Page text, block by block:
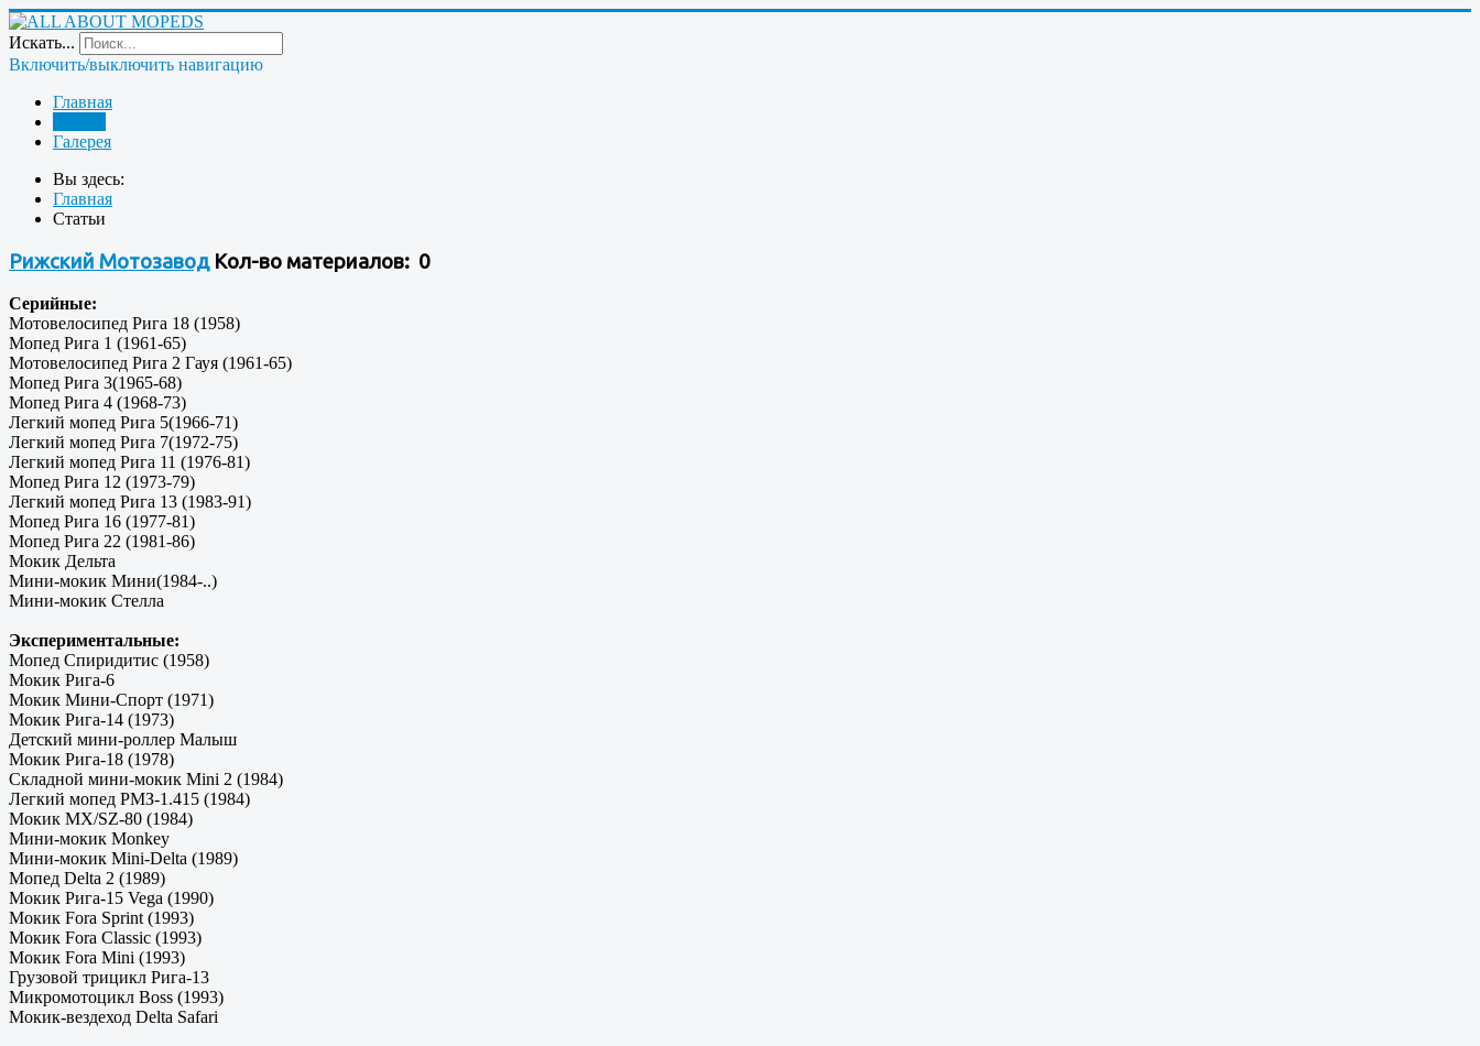
Искать...
Включить/выключить навигацию
Главная
Галерея
Вы здесь:
Главная
Статьи
Рижский Мотозавод Кол-во материалов: 0
Серийные:
Мотовелосипед Рига 18 (1958)
Мопед Рига 1 (1961-65)
Мотовелосипед Рига 2 Гауя (1961-65)
Мопед Рига 3(1965-68)
Мопед Рига 4 (1968-73)
Легкий мопед Рига 5(1966-71)
Легкий мопед Рига 7(1972-75)
Легкий мопед Рига 11 (1976-81)
Мопед Рига 12 (1973-79)
Легкий мопед Рига 13 (1983-91)
Мопед Рига 16 (1977-81)
Мопед Рига 22 (1981-86)
Мокик Дельта
Мини-мокик Мини(1984-..)
Мини-мокик Стелла
Экспериментальные:
Мопед Спиридитис (1958)
Мокик Рига-6
Мокик Мини-Спорт (1971)
Мокик Рига-14 (1973)
Детский мини-роллер Малыш
Мокик Рига-18 (1978)
Складной мини-мокик Mini 2 (1984)
Легкий мопед РМЗ-1.415 (1984)
Мокик MX/SZ-80 (1984)
Мини-мокик Monkey
Мини-мокик Mini-Delta (1989)
Мопед Delta 2 (1989)
Мокик Рига-15 Vega (1990)
Мокик Fora Sprint (1993)
Мокик Fora Classic (1993)
Мокик Fora Mini (1993)
Грузовой трицикл Рига-13
Микромотоцикл Boss (1993)
Мокик-вездеход Delta Safari